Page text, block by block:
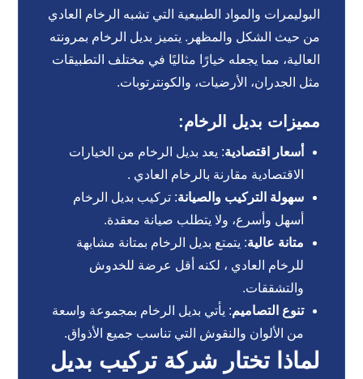
البوليمرات والمواد الطبيعية التي تشبه الرخام العادي
من حيث الشكل والمظهر. يتميز بديل الرخام بمرونته
العالية، مما يجعله خيارًا مثاليًا في مختلف التطبيقات
مثل الجدران، الأرضيات، والكونترتوبات.
مميزات بديل الرخام:
أسعار اقتصادية: يعد بديل الرخام من الخيارات
الاقتصادية مقارنة بالرخام العادي .
سهولة التركيب والصيانة: تركيب بديل الرخام
أسهل وأسرع، ولا يتطلب صيانة معقدة.
متانة عالية: يتمتع بديل الرخام بمتانة مشابهة
للرخام العادي ، لكنه أقل عرضة للخدوش
والتشققات.
تنوع التصاميم: يأتي بديل الرخام بمجموعة واسعة
من الألوان والنقوش التي تناسب جميع الأذواق.
لماذا تختار شركة تركيب بديل